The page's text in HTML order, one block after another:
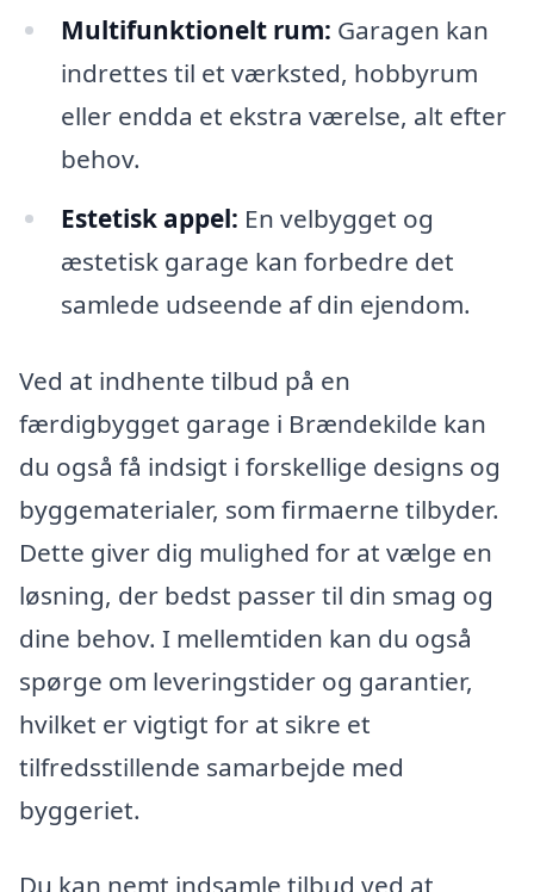
Multifunktionelt rum: Garagen kan
indrettes til et værksted, hobbyrum
eller endda et ekstra værelse, alt efter
behov.
Estetisk appel: En velbygget og
æstetisk garage kan forbedre det
samlede udseende af din ejendom.
Ved at indhente tilbud på en
færdigbygget garage i Brændekilde kan
du også få indsigt i forskellige designs og
byggematerialer, som firmaerne tilbyder.
Dette giver dig mulighed for at vælge en
løsning, der bedst passer til din smag og
dine behov. I mellemtiden kan du også
spørge om leveringstider og garantier,
hvilket er vigtigt for at sikre et
tilfredsstillende samarbejde med
byggeriet.